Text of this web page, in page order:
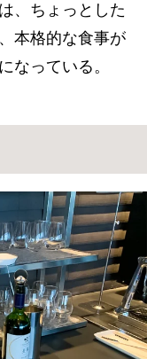
、ちょっとした
本格的な食事が
なっている。